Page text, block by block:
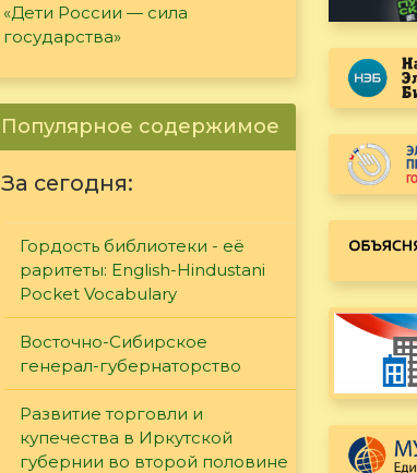
«Дети России — сила
государства»
Популярное содержимое
За сегодня:
Гордость библиотеки - её
раритеты: English-Hindustani
Pocket Vocabulary
Восточно-Сибирское
генерал-губернаторство
Развитие торговли и
купечества в Иркутской
губернии во второй половине